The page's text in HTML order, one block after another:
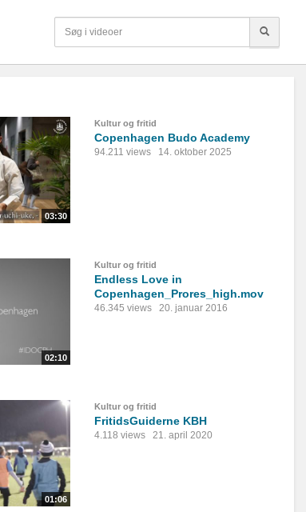
03:30
Kultur og fritid
Copenhagen Budo Academy
94.211 views 14. oktober 2025
02:10
Kultur og fritid
Endless Love in
Copenhagen_Prores_high.mov
46.345 views 20. januar 2016
01:06
Kultur og fritid
FritidsGuiderne KBH
4.118 views 21. april 2020